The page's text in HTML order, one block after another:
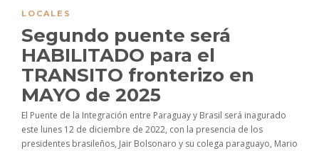
LOCALES
Segundo puente será
HABILITADO para el
TRANSITO fronterizo en
MAYO de 2025
El Puente de la Integración entre Paraguay y Brasil será inagurado
este lunes 12 de diciembre de 2022, con la presencia de los
presidentes brasileños, Jair Bolsonaro y su colega paraguayo, Mario